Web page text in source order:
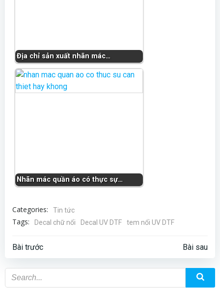
Địa chỉ sản xuất nhãn mác…
Nhãn mác quần áo có thực sự…
Categories: Tin tức
Tags: Decal chữ nổi Decal UV DTF tem nổi UV DTF
Điều
hướng
Bài trước
Điều
hướng
Bài sau